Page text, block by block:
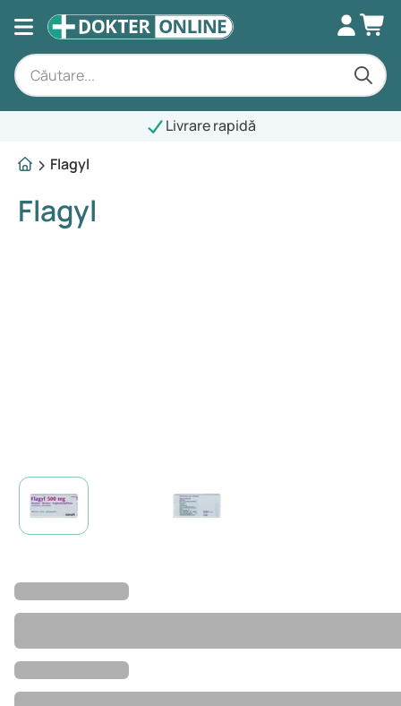
Livrare rapidă
Flagyl
Flagyl